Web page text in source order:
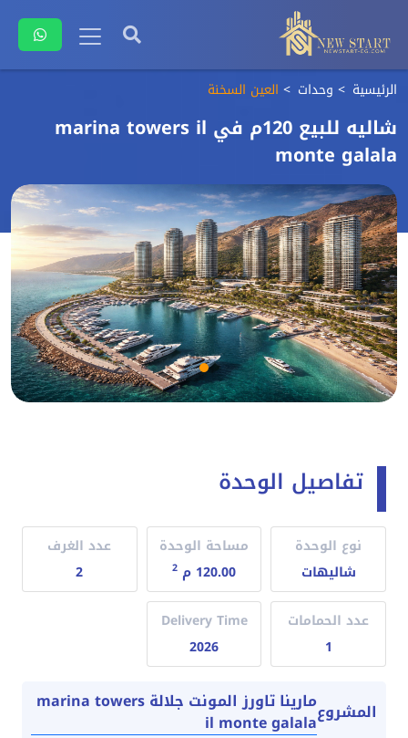
الرئيسية وحدات العين السخنة
شاليه للبيع 120م في marina towers il
monte galala
تفاصيل الوحدة
نوع الوحدة
شاليهات
مساحة الوحدة
120.00 م
2
عدد الغرف
2
عدد الحمامات
1
Delivery Time
2026
المشروع مارينا تاورز المونت جلالة marina towers
il monte galala